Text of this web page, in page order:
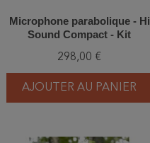
Microphone parabolique - Hi
Sound Compact - Kit
298,00 €
AJOUTER AU PANIER